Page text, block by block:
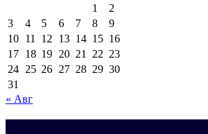
1
2
3
4 5 6 7 8
9
10 11 12 13 14 15 16
17 18 19 20 21 22 23
24 25 26 27 28 29 30
31
« Авг